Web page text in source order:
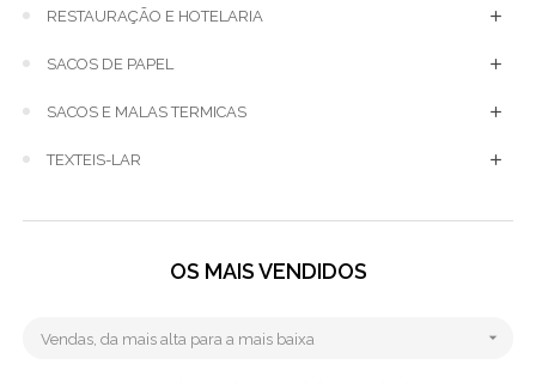
RESTAURAÇÃO E HOTELARIA
SACOS DE PAPEL
SACOS E MALAS TERMICAS
TEXTEIS-LAR
OS MAIS VENDIDOS
Vendas, da mais alta para a mais baixa 